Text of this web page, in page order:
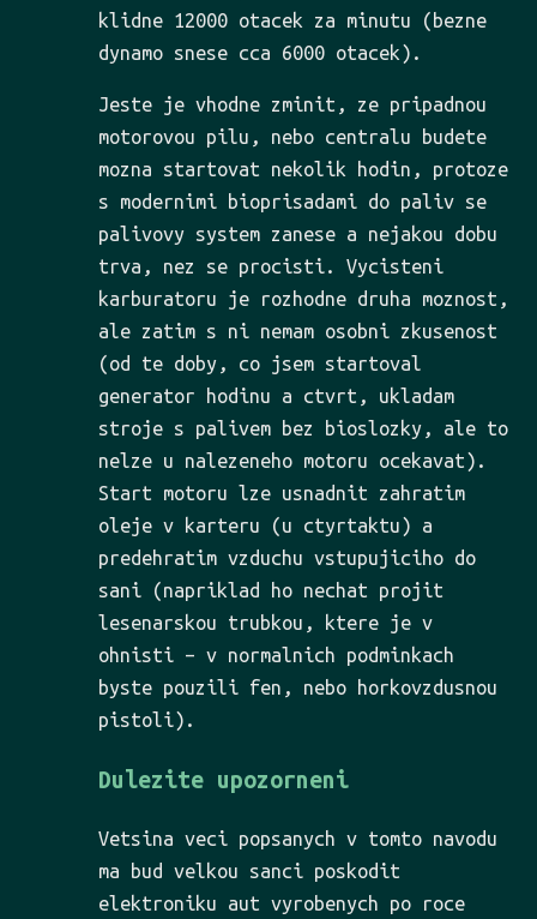
klidne 12000 otacek za minutu (bezne
dynamo snese cca 6000 otacek).
Jeste je vhodne zminit, ze pripadnou
motorovou pilu, nebo centralu budete
mozna startovat nekolik hodin, protoze
s modernimi bioprisadami do paliv se
palivovy system zanese a nejakou dobu
trva, nez se procisti. Vycisteni
karburatoru je rozhodne druha moznost,
ale zatim s ni nemam osobni zkusenost
(od te doby, co jsem startoval
generator hodinu a ctvrt, ukladam
stroje s palivem bez bioslozky, ale to
nelze u nalezeneho motoru ocekavat).
Start motoru lze usnadnit zahratim
oleje v karteru (u ctyrtaktu) a
predehratim vzduchu vstupujiciho do
sani (napriklad ho nechat projit
lesenarskou trubkou, ktere je v
ohnisti – v normalnich podminkach
byste pouzili fen, nebo horkovzdusnou
pistoli).
Dulezite upozorneni
Vetsina veci popsanych v tomto navodu
ma bud velkou sanci poskodit
elektroniku aut vyrobenych po roce